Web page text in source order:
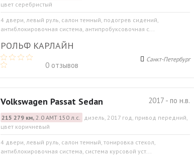
цвет серебристый
4 двери, левый руль, салон темный, подогрев сидений,
антиблокировочная система, антипробуксовочная с...
РОЛЬФ КАРЛАЙН
0 отзывов
Санкт-Петербург
2017 - по н.в.
Volkswagen Passat Sedan
215 279 км,2.0 АМТ 150 л.с. дизель, 2017 год, привод передний,
цвет коричневый
4 двери, левый руль, салон темный, тонировка стекол,
антиблокировочная система, система курсовой уст...